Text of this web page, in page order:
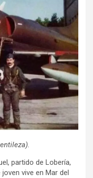
partido de Lobería,
vive en Mar del